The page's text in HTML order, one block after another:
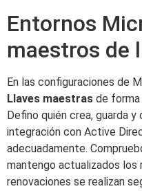
Entornos
maestros de
En las configuraciones de
Llaves maestras de
Defino quién crea, guarda
integración con Active
adecuadamente.
mantengo actualizados los
renovaciones se realizan